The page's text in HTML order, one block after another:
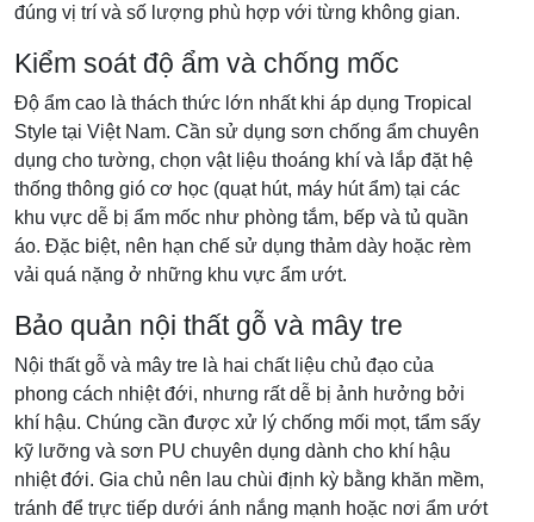
đúng vị trí và số lượng phù hợp với từng không gian.
Kiểm soát độ ẩm và chống mốc
Độ ẩm cao là thách thức lớn nhất khi áp dụng Tropical
Style tại Việt Nam. Cần sử dụng sơn chống ẩm chuyên
dụng cho tường, chọn vật liệu thoáng khí và lắp đặt hệ
thống thông gió cơ học (quạt hút, máy hút ẩm) tại các
khu vực dễ bị ẩm mốc như phòng tắm, bếp và tủ quần
áo. Đặc biệt, nên hạn chế sử dụng thảm dày hoặc rèm
vải quá nặng ở những khu vực ẩm ướt.
Bảo quản nội thất gỗ và mây tre
Nội thất gỗ và mây tre là hai chất liệu chủ đạo của
phong cách nhiệt đới, nhưng rất dễ bị ảnh hưởng bởi
khí hậu. Chúng cần được xử lý chống mối mọt, tẩm sấy
kỹ lưỡng và sơn PU chuyên dụng dành cho khí hậu
nhiệt đới. Gia chủ nên lau chùi định kỳ bằng khăn mềm,
tránh để trực tiếp dưới ánh nắng mạnh hoặc nơi ẩm ướt